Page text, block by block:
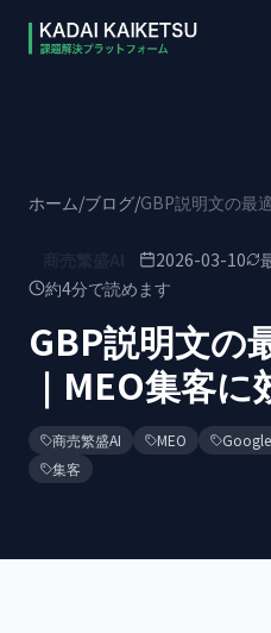
ホーム/ブログ/
2026-03-10
約4分で読めます
GBP説明文の
｜MEO集客
商売繁盛AI MEO
集客